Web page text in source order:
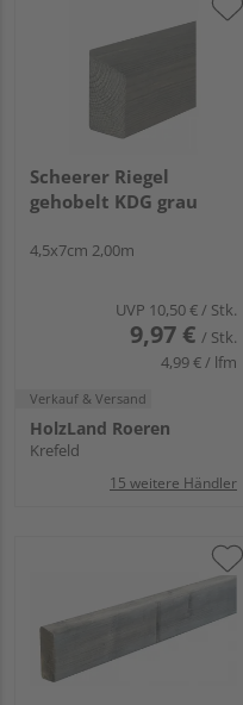
Scheerer Riegel
gehobelt KDG grau
4,5x7cm 2,00m
UVP 10,50 €/ Stk.
9,97 € / Stk.
4,99 € / lfm
Verkauf & Versand
HolzLand Roeren
Krefeld
15 weitere Händler